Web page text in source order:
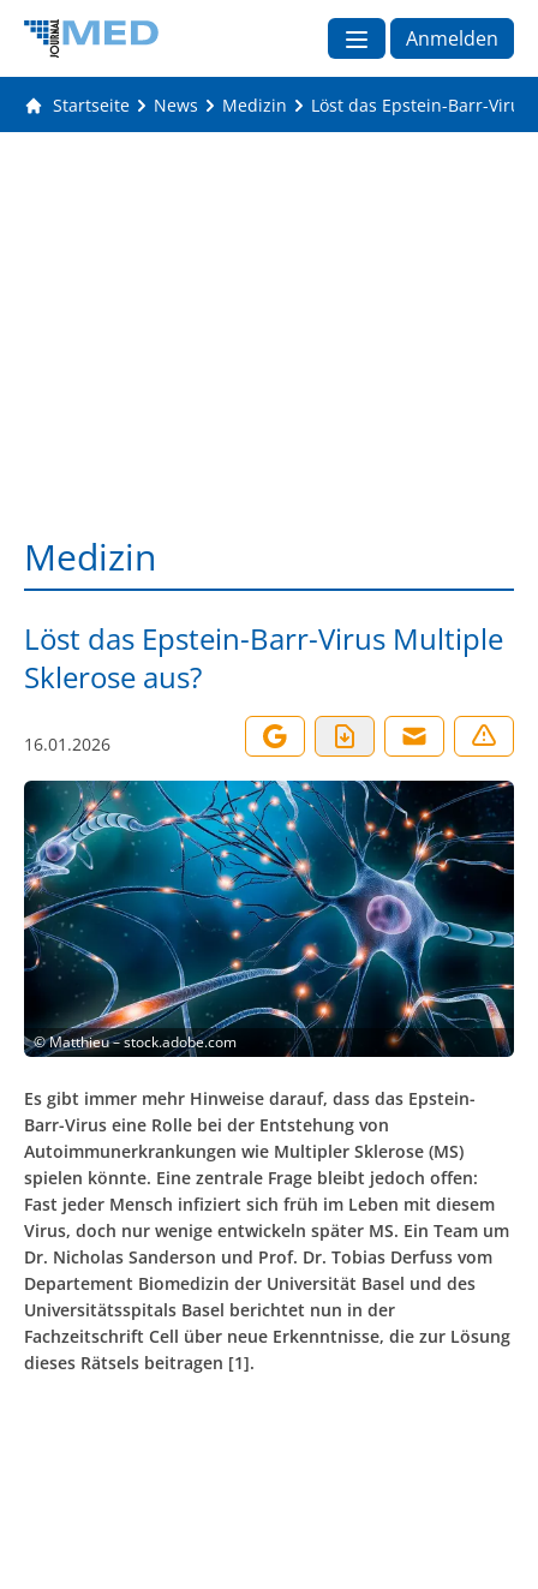
Anmelden
Startseite News Medizin Löst das Epstein-Barr-
Medizin
Löst das Epstein-Barr-Virus Multiple
Sklerose aus?
16.01.2026
©Matthieu – stock.adobe.com
Es gibt immer mehr Hinweise darauf, dass das Epstein-
Barr-Virus eine Rolle bei der Entstehung von
Autoimmunerkrankungen wie Multipler Sklerose (MS)
spielen könnte. Eine zentrale Frage bleibt jedoch offen:
Fast jeder Mensch infiziert sich früh im Leben mit diesem
Virus, doch nur wenige entwickeln später MS. Ein Team um
Dr. Nicholas Sanderson und Prof. Dr. Tobias Derfuss vom
Departement Biomedizin der Universität Basel und des
Universitätsspitals Basel berichtet nun in der
Fachzeitschrift Cell über neue Erkenntnisse, die zur Lösung
dieses Rätsels beitragen [1].